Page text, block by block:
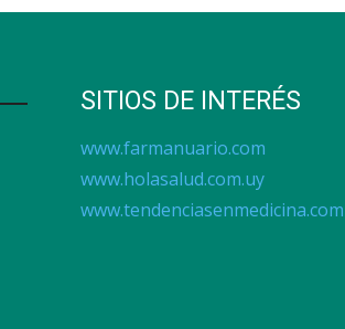
SITIOS DE INTERÉS
www.farmanuario.com
www.holasalud.com.uy
www.tendenciasenmedicina.com